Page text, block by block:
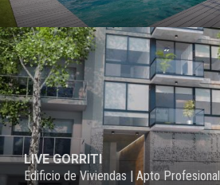
LIVE GORRITI
Edificio de Viviendas | Apto Profesional